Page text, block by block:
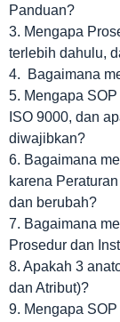
Panduan?
3. Mengapa
terlebih dahulu,
4. Bagaimana
5. Mengapa
ISO 9000, dan
diwajibkan?
6. Bagaimana
karena
dan berubah?
7. Bagaimana
Prosedur dan
8. Apakah 3
dan Atribut)?
9. Mengapa